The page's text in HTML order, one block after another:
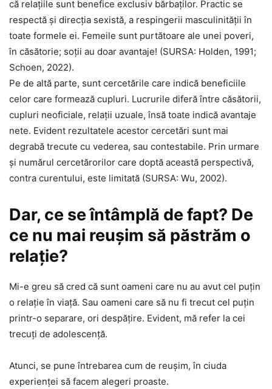
că relaţiile sunt benefice exclusiv bărbaţilor. Practic se
respectă şi direcţia sexistă, a respingerii masculinităţii în
toate formele ei. Femeile sunt purtătoare ale unei poveri,
în căsătorie; soţii au doar avantaje! (SURSA: Holden, 1991;
Schoen, 2022).
Pe de altă parte, sunt cercetările care indică beneficiile
celor care formează cupluri. Lucrurile diferă între căsătorii,
cupluri neoficiale, relaţii uzuale, însă toate indică avantaje
nete. Evident rezultatele acestor cercetări sunt mai
degrabă trecute cu vederea, sau contestabile. Prin urmare
şi numărul cercetărorilor care doptă această perspectivă,
contra curentului, este limitată (SURSA: Wu, 2002).
Dar, ce se întâmplă de fapt? De
ce nu mai reuşim să păstrăm o
relaţie?
Mi-e greu să cred că sunt oameni care nu au avut cel puţin
o relaţie în viaţă. Sau oameni care să nu fi trecut cel puţin
printr-o separare, ori despăţire. Evident, mă refer la cei
trecuţi de adolescenţă.
Atunci, se pune întrebarea cum de reuşim, în ciuda
experienţei să facem alegeri proaste.